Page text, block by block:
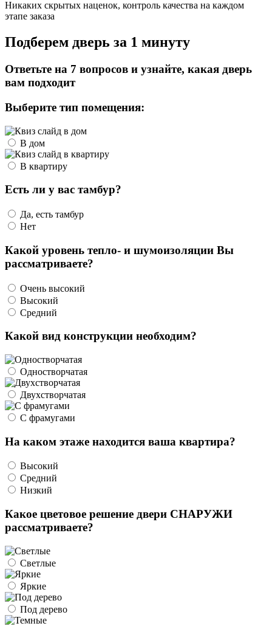
Никаких скрытых наценок, контроль качества на каждом
этапе заказа
Подберем дверь за 1 минуту
Ответьте на 7 вопросов и узнайте, какая дверь
вам подходит
Выберите тип помещения:
В дом
В квартиру
Есть ли у вас тамбур?
Да, есть тамбур
Нет
Какой уровень тепло- и шумоизоляции Вы
рассматриваете?
Очень высокий
Высокий
Средний
Какой вид конструкции необходим?
Одностворчатая
Двухстворчатая
С фрамугами
На каком этаже находится ваша квартира?
Высокий
Средний
Низкий
Какое цветовое решение двери СНАРУЖИ
рассматриваете?
Светлые
Яркие
Под дерево